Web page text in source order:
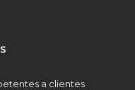
a clientes